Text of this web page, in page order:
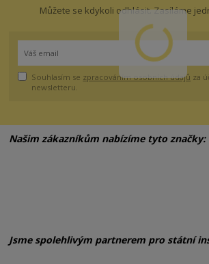
Můžete se kdykoli odhlásit. Zasíláme
Souhlasím se zpracováním osobních údajů za
newsletteru.
Našim zákazníkům nabízíme tyto značky:
Jsme spolehlivým partnerem pro státní